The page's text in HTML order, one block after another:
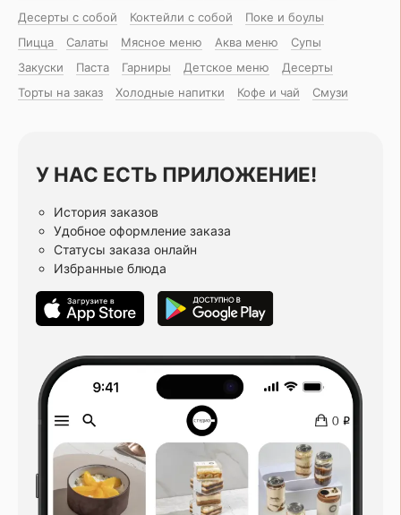
Десерты с собой
Коктейли с собой
Поке и боулы
Пицца
Салаты Мясное меню Аква меню
Супы
Закуски
Паста Гарниры Детское меню
Десерты
Торты на заказ
Холодные напитки Кофе и чай Смузи
У НАС ЕСТЬ ПРИЛОЖЕНИЕ!
История заказов
Удобное оформление заказа
Статусы заказа онлайн
Избранные блюда